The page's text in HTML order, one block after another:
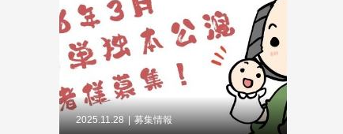
2025.11.28 募集情報